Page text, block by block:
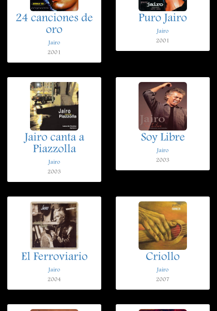
24 canciones de
oro
Jairo
2001
Puro Jairo
Jairo
2001
Jairo canta a
Piazzolla
Jairo
2003
Soy Libre
Jairo
2003
El Ferroviario
Jairo
2004
Criollo
Jairo
2007